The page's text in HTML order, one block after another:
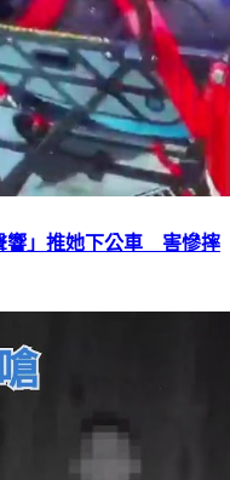
響」推她下公車 害慘摔